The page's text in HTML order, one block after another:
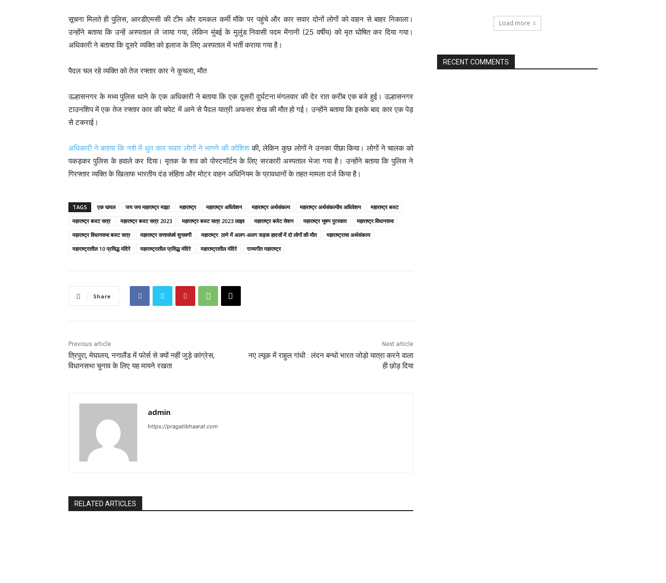
सूचना मिलते ही पुलिस, आरडीएमसी की टीम और दमकल कर्मी मौके पर पहुंचे और कार सवार दोनों लोगों को वाहन से बाहर निकाला।
उन्होंने बताया कि उन्हें अस्पताल ले जाया गया, लेकिन मुंबई के मुलुंड निवासी पदम मेंगानी (25 वर्षीय) को मृत घोषित कर दिया गया।
अधिकारी ने बताया कि दूसरे व्यक्ति को इलाज के लिए अस्पताल में भर्ती कराया गया है।
पैदल चल रहे व्यक्ति को तेज रफ्तार कार ने कुचला, मौत
उल्हासनगर के मध्य पुलिस थाने के एक अधिकारी ने बताया कि एक दूसरी दुर्घटना मंगलवार की देर रात करीब एक बजे हुई। उल्हासनगर
टाउनशिप में एक तेज रफ्तार कार की चपेट में आने से पैदल यात्री अफसर शेख की मौत हो गई। उन्होंने बताया कि इसके बाद कार एक पेड़
से टकराई।
अधिकारी ने बताया कि नशे में धुत कार सवार लोगों ने भागने की कोशिशकी, लेकिन कुछ लोगों ने उनका पीछा किया। लोगों ने चालक को
पकड़कर पुलिस के हवाले कर दिया। मृतक के शव को पोस्टमॉर्टम के लिए सरकारी अस्पताल भेजा गया है। उन्होंने बताया कि पुलिस ने
गिरफ्तार व्यक्ति के खिलाफ भारतीय दंड संहिता और मोटर वाहन अधिनियम के प्रावधानों के तहत मामला दर्ज किया है।
TAGS एक घायल जय जय महाराष्ट्र माझा महाराष्ट्र महाराष्ट्र अधिवेशन महाराष्ट्र अर्थसंकल्प महाराष्ट्र अर्थसंकल्पीय अधिवेशन
महाराष्ट्र बजट
महाराष्ट्र बजट सत्र
महाराष्ट्र बजट सत्र 2023 महाराष्ट्र बजट सत्र 2023 लाइव महाराष्ट्र बजेट सेशन महाराष्ट्र भूषण पुरस्कार
महाराष्ट्र विधानसभा
महाराष्ट्र विधानसभा बजट सत्र
महाराष्ट्र सत्तासंघर्ष सुनावणी महाराष्ट्र: ठाणे में अलग-अलग सड़क हादसों में दो लोगों की मौत
महाराष्ट्राचा अर्थसंकल्प
महाराष्ट्रातील 10 प्रसिद्ध मंदिरे
महाराष्ट्रातील प्रसिद्ध मंदिरे महाराष्ट्रातील मंदिरे राज्यगीत महाराष्ट्र
Share
Previous article
त्रिपुरा, मेघालय, नगालैंड में फोर्स से क्यों नहीं जुड़े कांग्रेस,
विधानसभा चुनाव के लिए यह मायने रखता
Next article
नए ल्यूक में राहुल गांधी : लंदन बन्धो भारत जोड़ो यात्रा करने वाला
ही छोड़ दिया
admin
https://pragatibhaarat.com
RELATED ARTICLES
Load more
RECENT COMMENTS